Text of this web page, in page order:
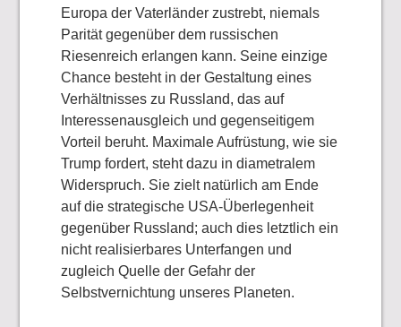
Europa der Vaterländer zustrebt, niemals
Parität gegenüber dem russischen
Riesenreich erlangen kann. Seine einzige
Chance besteht in der Gestaltung eines
Verhältnisses zu Russland, das auf
Interessenausgleich und gegenseitigem
Vorteil beruht. Maximale Aufrüstung, wie sie
Trump fordert, steht dazu in diametralem
Widerspruch. Sie zielt natürlich am Ende
auf die strategische USA-Überlegenheit
gegenüber Russland; auch dies letztlich ein
nicht realisierbares Unterfangen und
zugleich Quelle der Gefahr der
Selbstvernichtung unseres Planeten.